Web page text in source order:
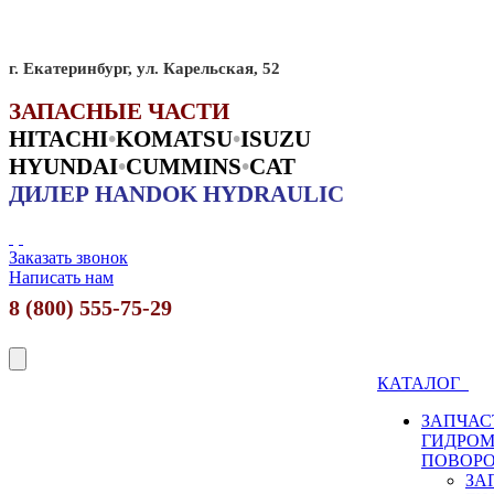
г. Екатеринбург, ул. Карельская, 52
ЗАПАСНЫЕ ЧАСТИ
HITACHI•KOMATSU•ISUZU
HYUNDAI•CUMMINS•CAT
ДИЛЕР HANDOK HYDRAULIC
Заказать звонок
Написать нам
8 (800) 555-75-29
КАТАЛОГ